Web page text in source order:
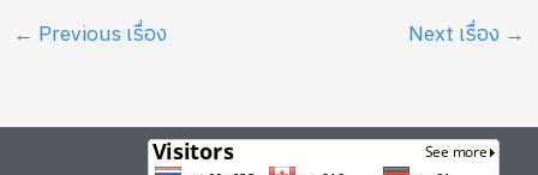
← Previous เรื่อง Next เรื่อง →